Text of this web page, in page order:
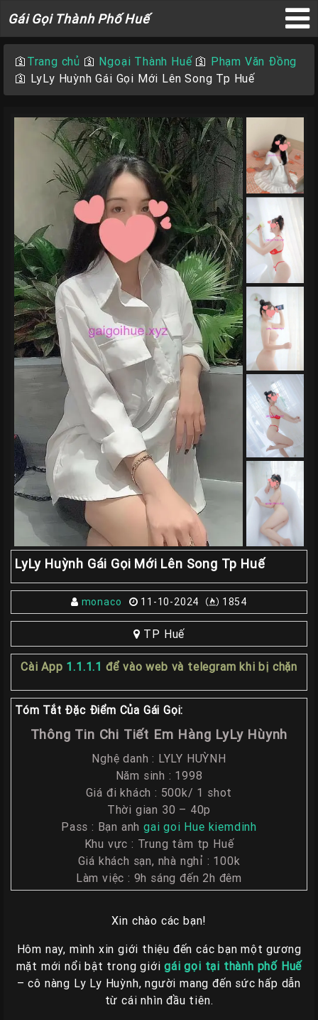
Gái Gọi Thành Phố Huế
Gái
Phố
Huế
×
Huế
Gái
Gọi
Huế
Giá
Rẽ
Gái
Huế
Gái
Gọi
Huế
Kiểm
HƯỚNG
DẪN
HUẾ
Liên
Hệ
Group
Gái
🛐 Trang chủ 🛐 Ngoại Thành Huế🛐 Phạm Văn Đồng
🛐 LyLy Huỳnh Gái Gọi Mới Lên Song Tp Huế
LyLy Huỳnh Gái Gọi Mới Lên Song Tp Huế
monaco 11-10-2024 1854
TP Huế
Cài App 1.1.1.1 để vào web và telegram khi bị chặn
Tóm Tắt Đặc Điểm Của Gái Gọi:
Thông Tin Chi Tiết Em Hàng LyLy Hùynh
Nghệ danh : LYLY HUỲNH
Năm sinh : 1998
Giá đi khách : 500k/ 1 shot
Thời gian 30 – 40p
Pass : Bạn anh gai goi Hue kiemdinh
Khu vực : Trung tâm tp Huế
Giá khách sạn, nhà nghỉ : 100k
Làm việc : 9h sáng đến 2h đêm
Xin chào các bạn!
Hôm nay, mình xin giới thiệu đến các bạn một gương
mặt mới nổi bật trong giớigái gọi tại thành phố Huế
– cô nàng Ly Ly Huỳnh, người mang đến sức hấp dẫn
từ cái nhìn đầu tiên.